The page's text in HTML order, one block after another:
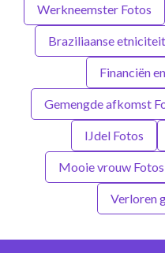
Werkneemster Fotos
Braziliaanse
Financiën
Gemengde afkomst
IJdel Fotos
Mooie vrouw Fotos
Verloren